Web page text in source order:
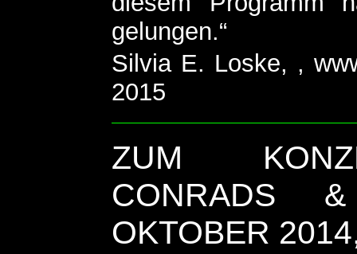
gelungen.“
Silvia E. Loske, ,
2015
ZUM
CONRADS
OKTOBER